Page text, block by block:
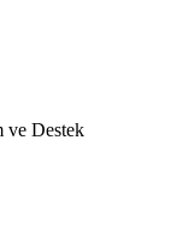
ve Destek